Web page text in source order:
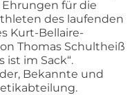
für die
des laufenden
Kurt-Bellaire-
Thomas Schultheiß
ist im Sack“.
Bekannte und